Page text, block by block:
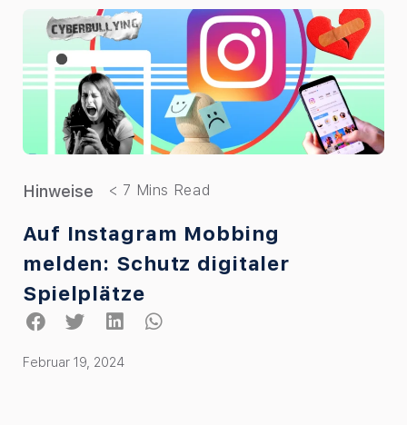
Hinweise
Auf Instagram Mobbing
melden: Schutz digitaler
Spielplätze
Februar 19, 2024